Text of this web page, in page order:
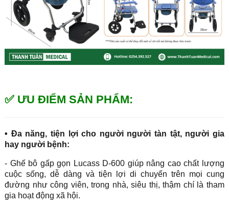
✅ ƯU ĐIỂM SẢN PHẨM:
• Đa năng, tiện lợi cho người người tàn tật, người gia
hay người bệnh:
- Ghế bô gấp gọn Lucass D-600 giúp nâng cao chất lượng
cuộc sống, dễ dàng và tiện lợi di chuyển trên mọi cung
đường như công viên, trong nhà, siêu thị, thậm chí là tham
gia hoạt động xã hội.